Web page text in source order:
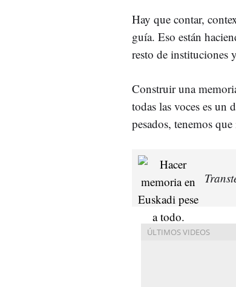
Hay que contar,
guía. Eso están
resto de instituciones
Construir una
todas las voces es un
pesados, tenemos